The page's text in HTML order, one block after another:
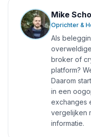
Mike
Oprichter &
Als
broker of
platform?
Daarom
in een
exchanges
vergelijken
informatie.